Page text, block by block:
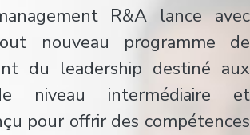
R&A lance avec
nouveau programme de
du leadership destiné aux
niveau intermédiaire et
pour offrir des compétences